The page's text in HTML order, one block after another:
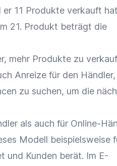
er 11 Produkte verkauft
21. Produkt beträgt die
mehr Produkte zu
Anreize für den Händler,
zu suchen, um die
als auch für Online-
Modell beispielsweise
und Kunden berät. Im E-